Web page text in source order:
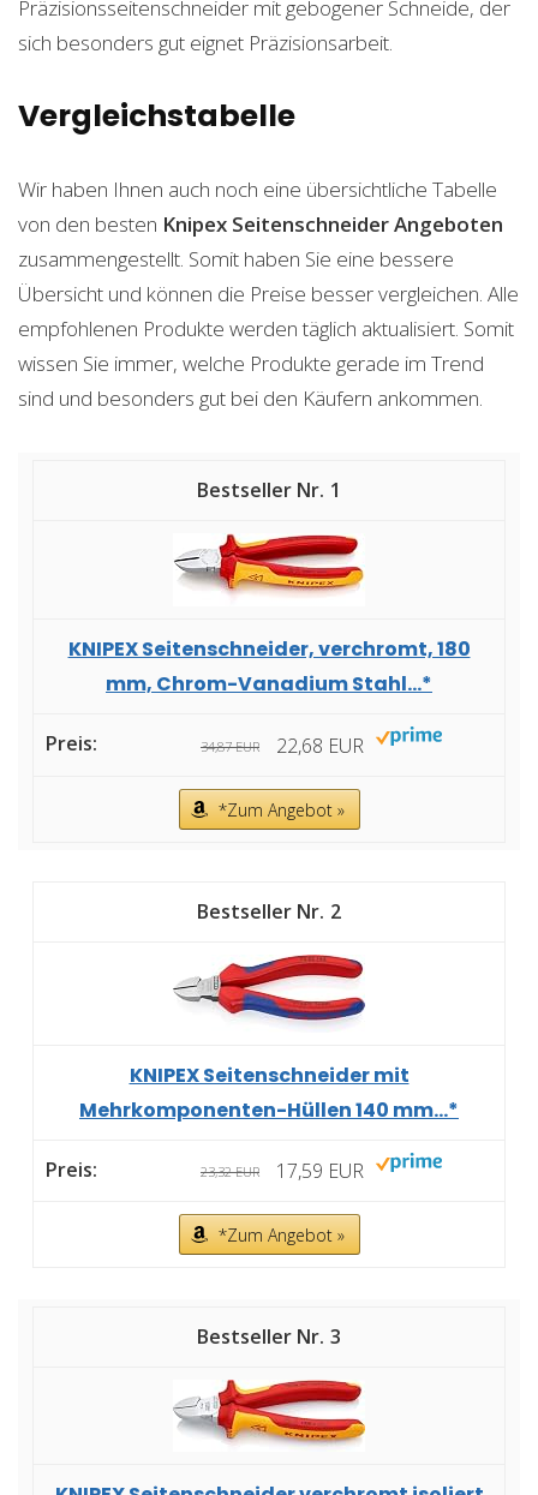
Präzisionsseitenschneider mit gebogener Schneide, der
sich besonders gut eignet Präzisionsarbeit.
Vergleichstabelle
Wir haben Ihnen auch noch eine übersichtliche Tabelle
von den besten Knipex SeitenschneiderAngeboten
zusammengestellt. Somit haben Sie eine bessere
Übersicht und können die Preise besser vergleichen. Alle
empfohlenen Produkte werden täglich aktualisiert. Somit
wissen Sie immer, welche Produkte gerade im Trend
sind und besonders gut bei den Käufern ankommen.
1
KNIPEX Seitenschneider, verchromt, 180
mm, Chrom-Vanadium Stahl...*
34,87 EUR 22,68 EUR
*Zum Angebot »
2
KNIPEX Seitenschneider mit
Mehrkomponenten-Hüllen 140 mm...*
23,32 EUR 17,59 EUR
*Zum Angebot »
3